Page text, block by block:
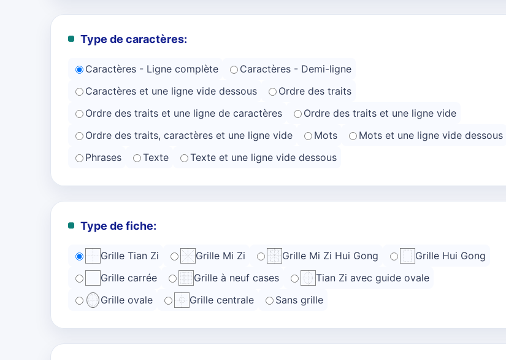
Type de caractères:
Caractères - Ligne complète
Caractères - Demi-ligne
Caractères et une ligne vide dessous
Ordre des traits
Ordre des traits et une ligne de caractères
Ordre des traits et une ligne vide
Ordre des traits, caractères et une ligne vide
Mots
Mots et une ligne vide dessous
Phrases
Texte Texte et une ligne vide dessous
Type de fiche:
Grille Tian Zi Grille Mi Zi Grille Mi Zi Hui Gong
Grille Hui Gong
Grille carrée
Grille à neuf cases
Tian Zi avec guide ovale
Grille ovale
Grille centrale Sans grille